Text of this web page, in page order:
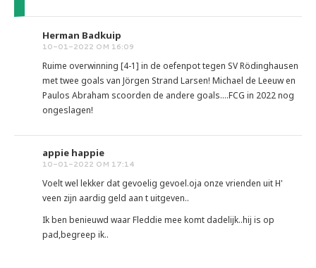
Herman Badkuip
10-01-2022 OM 16:09
Ruime overwinning [4-1] in de oefenpot tegen SV Rödinghausen
met twee goals van Jörgen Strand Larsen! Michael de Leeuw en
Paulos Abraham scoorden de andere goals....FCG in 2022 nog
ongeslagen!
appie happie
10-01-2022 OM 17:14
Voelt wel lekker dat gevoelig gevoel.oja onze vrienden uit H'
veen zijn aardig geld aan t uitgeven..
Ik ben benieuwd waar Fleddie mee komt dadelijk..hij is op
pad,begreep ik..